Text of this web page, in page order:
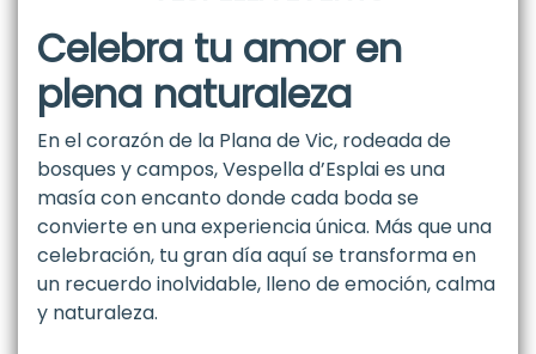
Celebra tu amor en
plena naturaleza
En el corazón de la Plana de Vic, rodeada de
bosques y campos, Vespella d’Esplai es una
masía con encanto donde cada boda se
convierte en una experiencia única. Más que una
celebración, tu gran día aquí se transforma en
un recuerdo inolvidable, lleno de emoción, calma
y naturaleza.